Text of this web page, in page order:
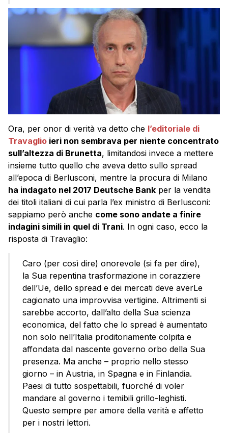
Ora, per onor di verità va detto che l’editoriale di
Travaglio ieri non sembrava per niente concentrato
sull’altezza di Brunetta, limitandosi invece a mettere
insieme tutto quello che aveva detto sullo spread
all’epoca di Berlusconi, mentre la procura di Milano
ha indagato nel 2017 Deutsche Bank per la vendita
dei titoli italiani di cui parla l’ex ministro di Berlusconi:
sappiamo però anche come sono andate a finire
indagini simili in quel di Trani. In ogni caso, ecco la
risposta di Travaglio:
Caro (per così dire) onorevole (si fa per dire),
la Sua repentina trasformazione in corazziere
dell’Ue, dello spread e dei mercati deve averLe
cagionato una improvvisa vertigine. Altrimenti si
sarebbe accorto, dall’alto della Sua scienza
economica, del fatto che lo spread è aumentato
non solo nell’Italia proditoriamente colpita e
affondata dal nascente governo orbo della Sua
presenza. Ma anche – proprio nello stesso
giorno – in Austria, in Spagna e in Finlandia.
Paesi di tutto sospettabili, fuorché di voler
mandare al governo i temibili grillo-leghisti.
Questo sempre per amore della verità e affetto
per i nostri lettori.